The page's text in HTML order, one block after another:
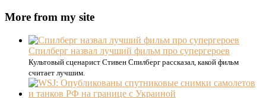
More from my site
Спилберг назвал лучший фильм про супергероев
Культовый сценарист Стивен Спилберг рассказал, какой фильм
считает лучшим.